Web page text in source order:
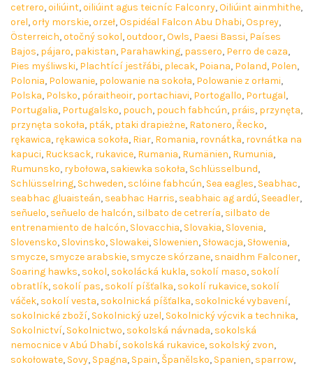
cetrero,oiliúint,oiliúint agus teicníc Falconry,Oiliúint ainmhithe,
orel,orły morskie,orzeł,Ospidéal Falcon Abu Dhabi,Osprey,
Österreich,otočný sokol,outdoor,Owls, Paesi Bassi, Países
Bajos, pájaro, pakistan, Parahawking, passero, Perro de caza,
Pies myśliwski, Plachtící jestřábi, plecak, Poiana, Poland, Polen,
Polonia, Polowanie, polowanie na sokoła, Polowanie z orłami,
Polska, Polsko, póraitheoir, portachiavi, Portogallo, Portugal,
Portugalia, Portugalsko, pouch, pouch fabhcún, práis, przynęta,
przynęta sokoła, pták, ptaki drapieżne, Ratonero, Řecko,
rękawica, rękawica sokoła, Riar, Romania, rovnátka, rovnátka na
kapuci, Rucksack, rukavice, Rumania, Rumänien, Rumunia,
Rumunsko, rybołowa, sakiewka sokoła, Schlüsselbund,
Schlüsselring, Schweden, sclóine fabhcún, Sea eagles, Seabhac,
seabhac gluaisteán, seabhac Harris, seabhaic ag ardú, Seeadler,
señuelo, señuelo de halcón, silbato de cetrería, silbato de
entrenamiento de halcón, Slovacchia, Slovakia, Slovenia,
Slovensko, Slovinsko, Slowakei, Slowenien, Słowacja, Słowenia,
smycze, smycze arabskie, smycze skórzane, snaidhm Falconer,
Soaring hawks, sokol, sokolácká kukla, sokolí maso, sokolí
obratlík, sokolí pas, sokolí píšťalka, sokolí rukavice, sokolí
váček, sokolí vesta, sokolnická píšťalka, sokolnické vybavení,
sokolnické zboží, Sokolnický uzel, Sokolnický výcvik a technika,
Sokolnictví, Sokolnictwo, sokolská návnada, sokolská
nemocnice v Abú Dhabí, sokolská rukavice, sokolský zvon,
sokołowate, Sovy, Spagna, Spain, Španělsko, Spanien, sparrow,